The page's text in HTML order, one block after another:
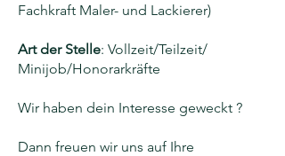
Fachkraft Maler- und Lackierer)
Art der Stelle: Vollzeit/Teilzeit/
Minijob/Honorarkräfte
Wir haben dein Interesse geweckt ?
Dann freuen wir uns auf Ihre